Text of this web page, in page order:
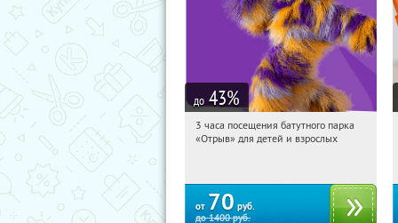
до 43%
20:15:46 Купили:202
3 часа посещения батутного парка
«Отрыв» для детей и взрослых
от 70 руб.
до1400руб.